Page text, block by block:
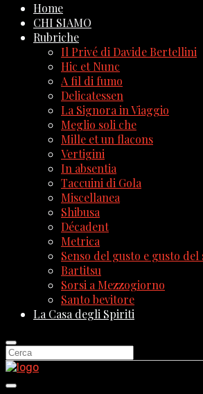
Home
CHI SIAMO
Rubriche
Il Privé di Davide Bertellini
Hic et Nunc
A fil di fumo
Delicatessen
La Signora in Viaggio
Meglio soli che
Mille et un flacons
Vertigini
In absentia
Taccuini di Gola
Miscellanea
Shibusa
Décadent
Metrica
Senso del gusto e gusto del
Bartitsu
Sorsi a Mezzogiorno
Santo bevitore
La Casa degli Spiriti